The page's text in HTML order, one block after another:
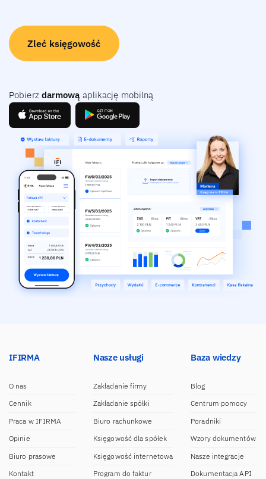
Zleć księgowość
Pobierz darmową aplikację mobilną
IFIRMA
O nas
Cennik
Praca w IFIRMA
Opinie
Biuro prasowe
Kontakt
Nasze usługi
Zakładanie firmy
Zakładanie spółki
Biuro rachunkowe
Księgowość dla spółek
Księgowość internetowa
Program do faktur
Baza wiedzy
Blog
Centrum pomocy
Poradniki
Wzory dokumentów
Nasze integracje
Dokumentacja API